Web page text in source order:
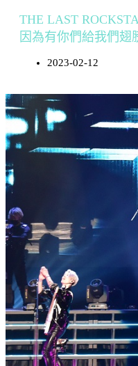
THE LAST
因為有你們給我們翅
2023-02-12